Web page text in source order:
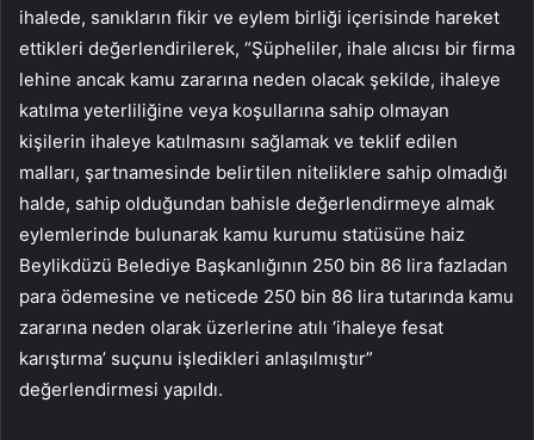
ihalede, sanıkların fikir ve eylem birliği içerisinde hareket
ettikleri değerlendirilerek, “Şüpheliler, ihale alıcısı bir firma
lehine ancak kamu zararına neden olacak şekilde, ihaleye
katılma yeterliliğine veya koşullarına sahip olmayan
kişilerin ihaleye katılmasını sağlamak ve teklif edilen
malları, şartnamesinde belirtilen niteliklere sahip olmadığı
halde, sahip olduğundan bahisle değerlendirmeye almak
eylemlerinde bulunarak kamu kurumu statüsüne haiz
Beylikdüzü Belediye Başkanlığının 250 bin 86 lira fazladan
para ödemesine ve neticede 250 bin 86 lira tutarında kamu
zararına neden olarak üzerlerine atılı ‘ihaleye fesat
karıştırma’ suçunu işledikleri anlaşılmıştır”
değerlendirmesi yapıldı.